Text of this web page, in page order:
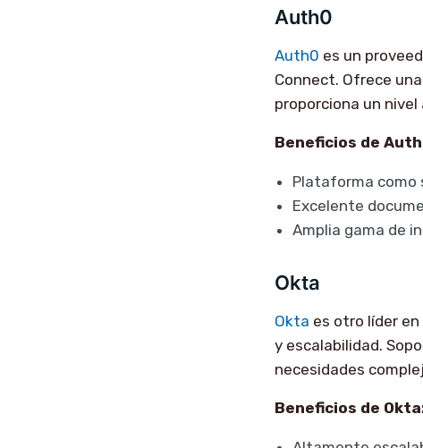
Auth0
Auth0 es un
Connect. Ofrece
proporciona un
Beneficios de
Plataforma como
Excelente
Amplia gama de
Okta
Okta es otro líder
y escalabilidad.
necesidades
Beneficios de